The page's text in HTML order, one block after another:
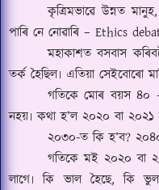
কৃত্ৰিমভাৱে উন্নত মানুহ
পাৰি নে নোৱাৰি– Ethics
মহাকাশত বসবাস
তৰ্ক হৈছিল৷ এতিয়া সেইবোৰো
গতিকে মোৰ বয়স
নহয়৷ কথা হ’ল ২০২০ বা ২০২১
২০৩০-ত কি হ’ব?
গতিকে মই ২০২০ বা
লাগে৷ কি ভাল হৈছে,কি